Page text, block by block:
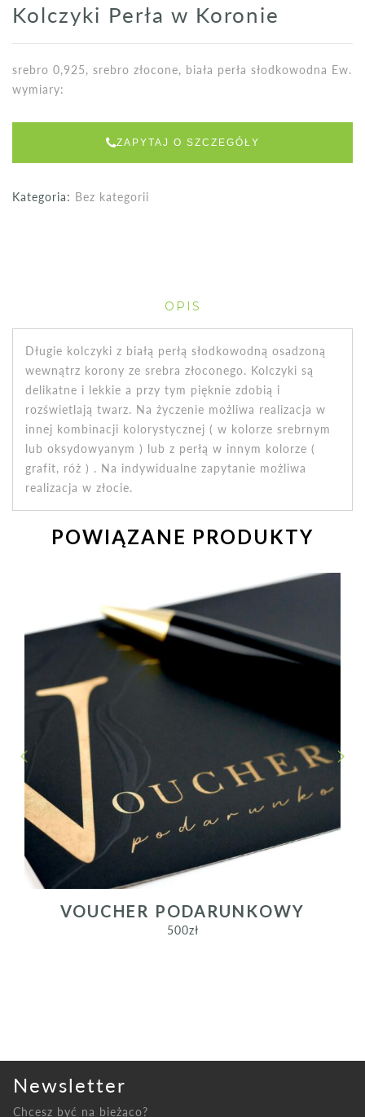
Kolczyki Perła w Koronie
srebro 0,925, srebro złocone, biała perła słodkowodna Ew.
wymiary:
ZAPYTAJ O SZCZEGÓŁY
Kategoria: Bez kategorii
OPIS
Długie kolczyki z białą perłą słodkowodną osadzoną
wewnątrz korony ze srebra złoconego. Kolczyki są
delikatne i lekkie a przy tym pięknie zdobią i
rozświetlają twarz. Na życzenie możliwa realizacja w
innej kombinacji kolorystycznej ( w kolorze srebrnym
lub oksydowyanym ) lub z perłą w innym kolorze (
grafit, róż ) . Na indywidualne zapytanie możliwa
realizacja w złocie.
POWIĄZANE PRODUKTY
VOUCHER PODARUNKOWY
500zł
NEXT
Newsletter
Chcesz być na bieżąco?